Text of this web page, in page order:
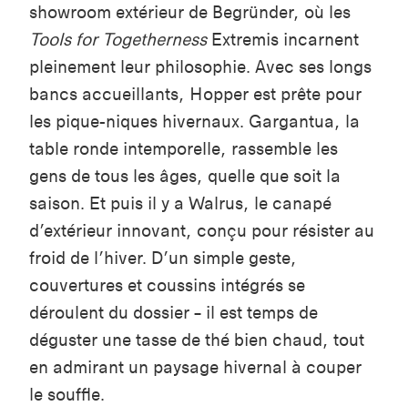
showroom extérieur de Begründer, où les
Tools for TogethernessExtremis incarnent
pleinement leur philosophie. Avec ses longs
bancs accueillants, Hopper est prête pour
les pique-niques hivernaux. Gargantua, la
table ronde intemporelle, rassemble les
gens de tous les âges, quelle que soit la
saison. Et puis il y a Walrus, le canapé
d’extérieur innovant, conçu pour résister au
froid de l’hiver. D’un simple geste,
couvertures et coussins intégrés se
déroulent du dossier – il est temps de
déguster une tasse de thé bien chaud, tout
en admirant un paysage hivernal à couper
le souffle.